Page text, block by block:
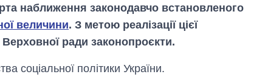
наближення законодавчо встановленого
величини. З метою реалізації цієї
ради законопроєкти.
соціальної політики України.